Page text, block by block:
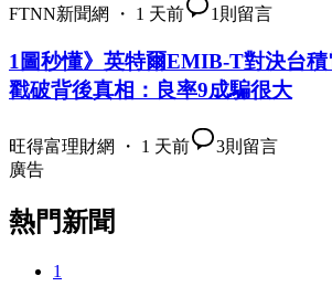
FTNN新聞網 ・ 1 天前 1則留言
1圖秒懂》英特爾EMIB-T對決台積
戳破背後真相：良率9成騙很大
旺得富理財網 ・ 1 天前 3則留言
廣告
熱門新聞
1